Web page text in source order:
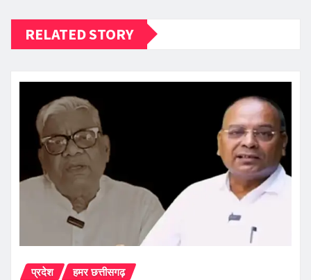
RELATED STORY
प्रदेश हमर छत्तीसगढ़